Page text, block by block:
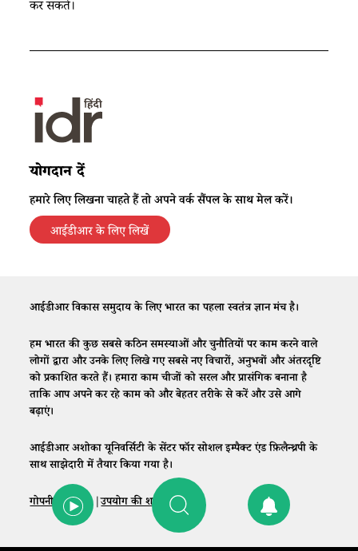
कर सकते।
योगदान दें
हमारे लिए लिखना चाहते हैं तो अपने वर्क सैंपल के साथ मेल करें।
आईडीआर के लिए लिखें
आईडीआर विकास समुदाय के लिए भारत का पहला स्वतंत्र ज्ञान मंच है।
हम भारत की कुछ सबसे कठिन समस्याओं और चुनौतियों पर काम करने वाले
लोगों द्वारा और उनके लिए लिखे गए सबसे नए विचारों, अनुभवों और अंतरदृष्टि
को प्रकाशित करते हैं। हमारा काम चीजों को सरल और प्रासंगिक बनाना है
ताकि आप अपने कर रहे काम को और बेहतर तरीके से करें और उसे आगे
बढ़ाएं।
आईडीआर अशोका यूनिवर्सिटी के सेंटर फॉर सोशल इम्पैक्ट एंड फ़िलैन्थ्रपी के
साथ साझेदारी में तैयार किया गया है।
गोपनीयता नीति|उपयोग की शर्तें |संपर्क